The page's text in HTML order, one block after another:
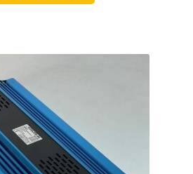
289,00 € 189,00 €.